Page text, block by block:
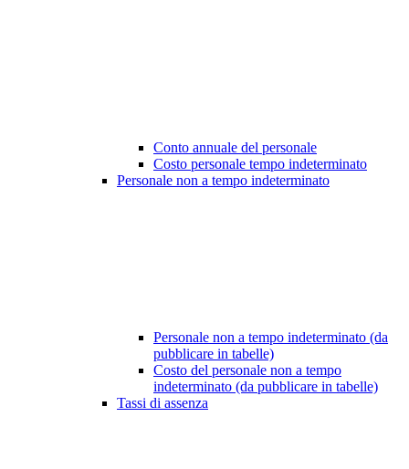
Conto annuale del personale
Costo personale tempo indeterminato
Personale non a tempo indeterminato
Personale non a tempo indeterminato (da
pubblicare in tabelle)
Costo del personale non a tempo
indeterminato (da pubblicare in tabelle)
Tassi di assenza